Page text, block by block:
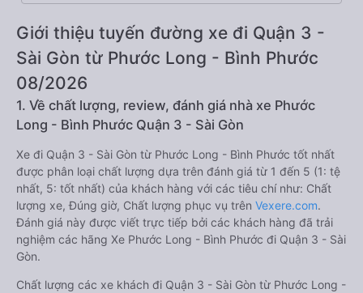
Giới thiệu tuyến đường xe đi Quận 3 -
Sài Gòn từ Phước Long - Bình Phước
08/2026
1. Về chất lượng, review, đánh giá nhà xe Phước
Long - Bình Phước Quận 3 - Sài Gòn
Xe đi Quận 3 - Sài Gòn từ Phước Long - Bình Phước tốt nhất
được phân loại chất lượng dựa trên đánh giá từ 1 đến 5 (1: tệ
nhất, 5: tốt nhất) của khách hàng với các tiêu chí như: Chất
lượng xe, Đúng giờ, Chất lượng phục vụ trên Vexere.com.
Đánh giá này được viết trực tiếp bởi các khách hàng đã trải
nghiệm các hãng Xe Phước Long - Bình Phước đi Quận 3 - Sài
Gòn.
Chất lượng các xe khách đi Quận 3 - Sài Gòn từ Phước Long -